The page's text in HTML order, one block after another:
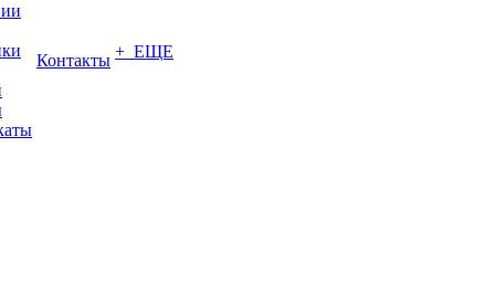
Контакты + ЕЩЕ